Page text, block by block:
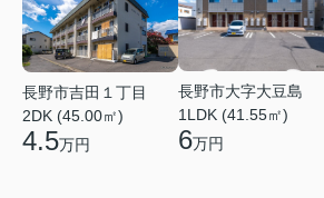
長野市吉田１丁目
2DK (45.00㎡)
4.5万円
長野市大字大豆島
1LDK (41.55㎡)
6万円